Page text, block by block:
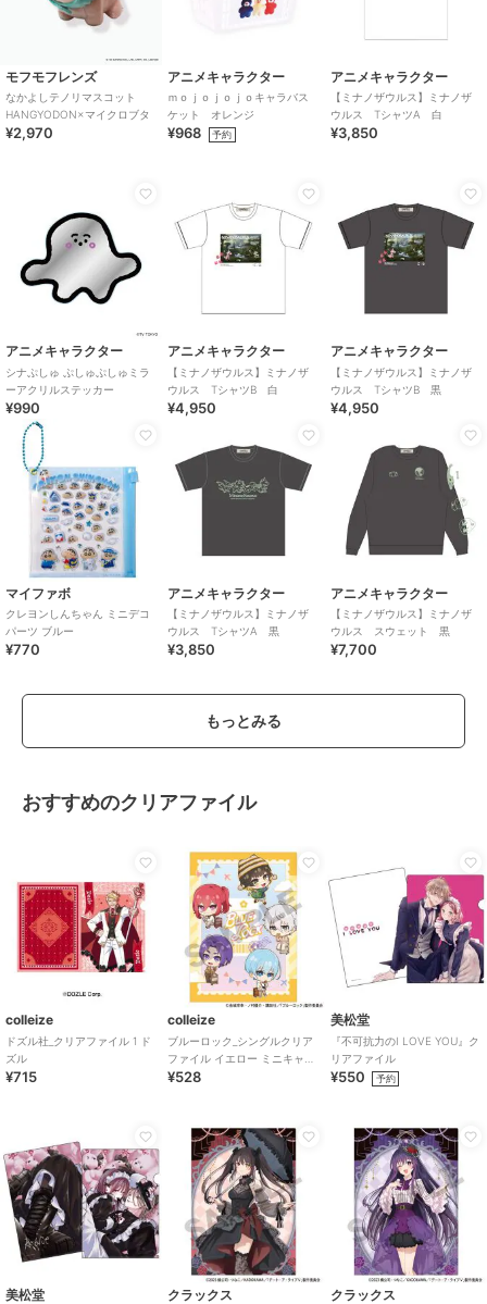
モフモフレンズ
なかよしテノリマスコット
HANGYODON×マイクロブタ
¥2,970
アニメキャラクター
ｍｏｊｏｊｏｊｏキャラバス
ケット オレンジ
¥968 予約
アニメキャラクター
【ミナノザウルス】ミナノザ
ウルス TシャツA 白
¥3,850
アニメキャラクター
シナぷしゅ ぷしゅぷしゅミラ
ーアクリルステッカー
¥990
アニメキャラクター
【ミナノザウルス】ミナノザ
ウルス TシャツB 白
¥4,950
アニメキャラクター
【ミナノザウルス】ミナノザ
ウルス TシャツB 黒
¥4,950
マイファボ
クレヨンしんちゃん ミニデコ
パーツ ブルー
¥770
アニメキャラクター
【ミナノザウルス】ミナノザ
ウルス TシャツA 黒
¥3,850
アニメキャラクター
【ミナノザウルス】ミナノザ
ウルス スウェット 黒
¥7,700
もっとみる
おすすめのクリアファイル
colleize
ドズル社_クリアファイル 1 ド
ズル
¥715
colleize
ブルーロック_シングルクリア
ファイル イエロー ミニキャラ
旅行
¥528
美松堂
『不可抗力のI LOVE YOU』ク
リアファイル
¥550 予約
美松堂 クラックス クラックス